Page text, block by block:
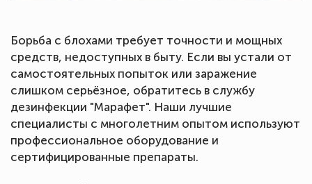
Борьба с блохами требует точности и мощных
средств, недоступных в быту. Если вы устали от
самостоятельных попыток или заражение
слишком серьёзное, обратитесь в службу
дезинфекции "Марафет". Наши лучшие
специалисты с многолетним опытом используют
профессиональное оборудование и
сертифицированные препараты.